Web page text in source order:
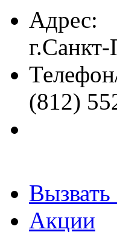
Адрес:
(812)
Акции